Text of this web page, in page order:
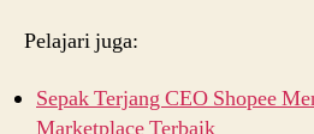
Pelajari juga:
Sepak Terjang CEO Shopee
Marketplace Terbaik